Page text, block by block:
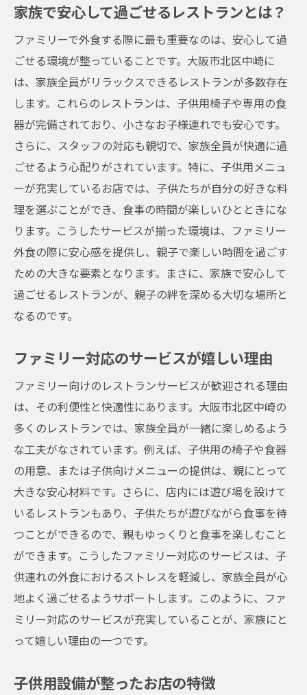
親子で楽しめるユニークなメニュー
子供の笑顔が絶えない空間作り
家族連れにおすすめの隠れ家レストラン
地域密着型のファミリーサービス
食事と遊びを両立させる工夫
訪れる価値のある地域の名店
子供も大人も安心して楽しめる大阪市北区中崎
のファミリーレストラン
親子で楽しめるファミリーメニュー
子供用の椅子と食器があることで安心
家族全員がリラックスできる空間
食事を通して育む家族の時間
安心安全な食材選びのポイント
大阪市北区中崎で家族みんなが満足する子供用
設備完備のレストラン
子供用設備が充実している理由
家族で過ごす楽しい食事時間
親子で訪れる価値のあるお店
食事をより楽しくするための工夫
リピーターが多い理由を探る
家族みんなの満足につながる設備
ファミリー必見！大阪市北区中崎の子供用椅子
がある親子で楽しむスポット
子供用椅子があることで広がる可能性
家族で安心して訪れることができる理由
親子で楽しむためのスポット選び
家族で共有する新しい体験
家族で安心して過ごせるレストランとは？
ファミリーで外食する際に最も重要なのは、安心して過
ごせる環境が整っていることです。大阪市北区中崎に
は、家族全員がリラックスできるレストランが多数存在
します。これらのレストランは、子供用椅子や専用の食
器が完備されており、小さなお子様連れでも安心です。
さらに、スタッフの対応も親切で、家族全員が快適に過
ごせるよう心配りがされています。特に、子供用メニュ
ーが充実しているお店では、子供たちが自分の好きな料
理を選ぶことができ、食事の時間が楽しいひとときにな
ります。こうしたサービスが揃った環境は、ファミリー
外食の際に安心感を提供し、親子で楽しい時間を過ごす
ための大きな要素となります。まさに、家族で安心して
過ごせるレストランが、親子の絆を深める大切な場所と
なるのです。
ファミリー対応のサービスが嬉しい理由
ファミリー向けのレストランサービスが歓迎される理由
は、その利便性と快適性にあります。大阪市北区中崎の
多くのレストランでは、家族全員が一緒に楽しめるよう
な工夫がなされています。例えば、子供用の椅子や食器
の用意、または子供向けメニューの提供は、親にとって
大きな安心材料です。さらに、店内には遊び場を設けて
いるレストランもあり、子供たちが遊びながら食事を待
つことができるので、親もゆっくりと食事を楽しむこと
ができます。こうしたファミリー対応のサービスは、子
供連れの外食におけるストレスを軽減し、家族全員が心
地よく過ごせるようサポートします。このように、ファ
ミリー対応のサービスが充実していることが、家族にと
って嬉しい理由の一つです。
子供用設備が整ったお店の特徴